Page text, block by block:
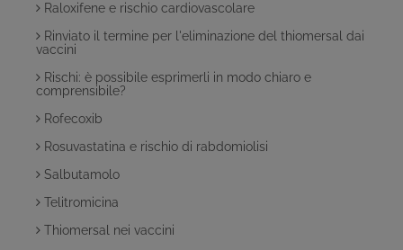
Raloxifene e rischio cardiovascolare
Rinviato il termine per l'eliminazione del thiomersal dai
vaccini
Rischi: è possibile esprimerli in modo chiaro e
comprensibile?
Rofecoxib
Rosuvastatina e rischio di rabdomiolisi
Salbutamolo
Telitromicina
Thiomersal nei vaccini